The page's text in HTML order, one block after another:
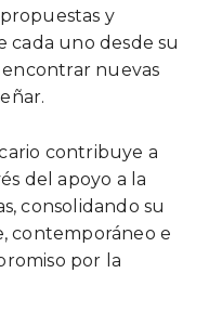
y
cada uno desde su
encontrar nuevas
contribuye a
del apoyo a la
consolidando su
contemporáneo e
por la